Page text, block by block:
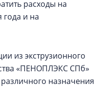
расходы на
года и на
из экструзионного
«ПЕНОПЛЭКС СПб»
назначения